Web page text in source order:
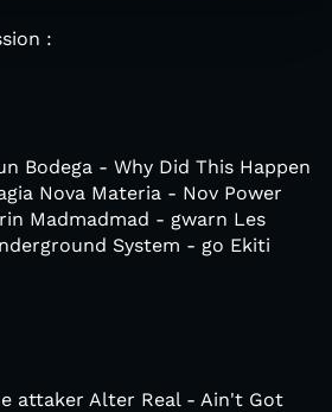
:
Bodega - Why Did This Happen
Nova Materia - Nov Power
Madmadmad - gwarn Les
System - go Ekiti
attaker Alter Real - Ain't Got